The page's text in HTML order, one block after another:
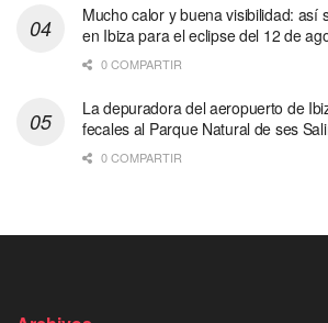
Mucho calor y buena visibilidad: así
en Ibiza para el eclipse del 12 de
0 COMPARTIR
La depuradora del aeropuerto de
fecales al Parque Natural de ses
0 COMPARTIR